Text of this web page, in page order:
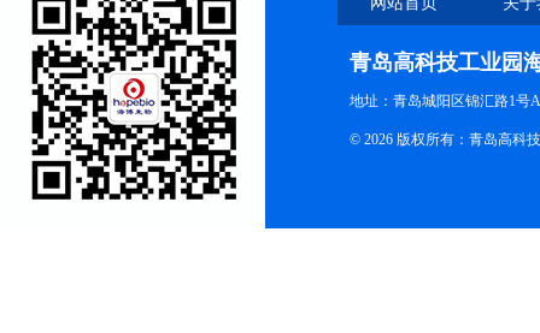
青岛高科技工业园
地址：青岛城阳区锦汇路1号
© 2026 版权所有：青岛高科